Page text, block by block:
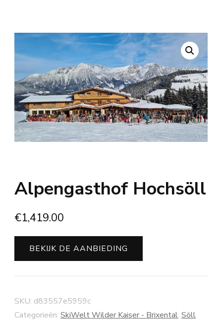
Alpengasthof Hochsöll
€1,419.00
BEKIJK DE AANBIEDING
SKU: d83557e5959c
Categorieën: SkiWelt Wilder Kaiser - Brixental, Söll